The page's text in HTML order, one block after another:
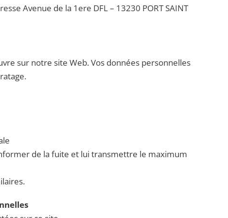
Avenue de la 1ere DFL – 13230 PORT SAINT
sur notre site Web. Vos données personnelles
de la fuite et lui transmettre le maximum